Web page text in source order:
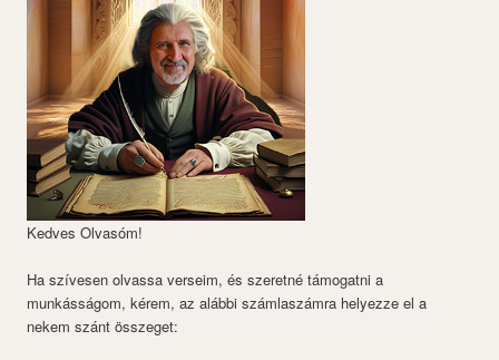
Kedves Olvasóm!
Ha szívesen olvassa verseim, és szeretné támogatni a
munkásságom, kérem, az alábbi számlaszámra helyezze el a
nekem szánt összeget: